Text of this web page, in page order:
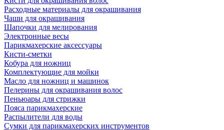
Расходные материалы для окрашивания
Чаши для окрашивания
Шапочки для мелирования
Электронные весы
Парикмахерские аксессуары
Кисти-сметки
Кобура для ножниц
Комплектующие для мойки
Масло для ножниц и машинок
Пелерины для окрашивания волос
Пеньюары для стрижки
Пояса парикмахерские
Распылители для воды
Сумки для парикмахерских инструментов